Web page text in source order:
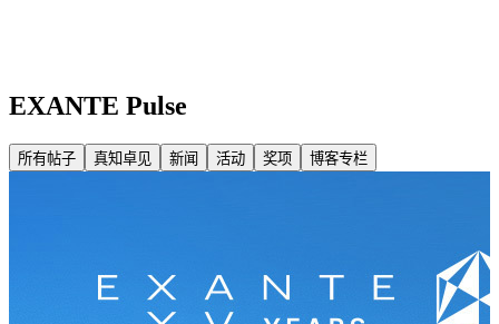
EXANTE Pulse
所有帖子 真知卓见 新闻 活动 奖项 博客专栏